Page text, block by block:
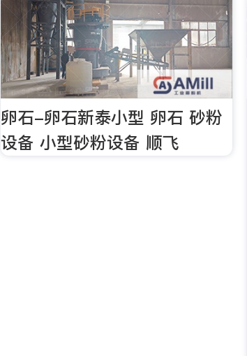
卵石-卵石新泰小型 卵石 砂粉
设备 小型砂粉设备 顺飞